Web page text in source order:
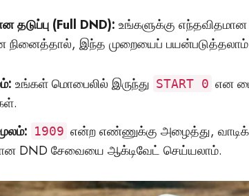
தடுப்பு (Full DND): உங்களுக்கு
இந்த முறையைப்
உங்கள் மொபைலில் இருந்து START 0 என
1909 என்ற எண்ணுக்கு அழைத்து,
DND சேவையை ஆக்டிவேட் செய்யலாம்.